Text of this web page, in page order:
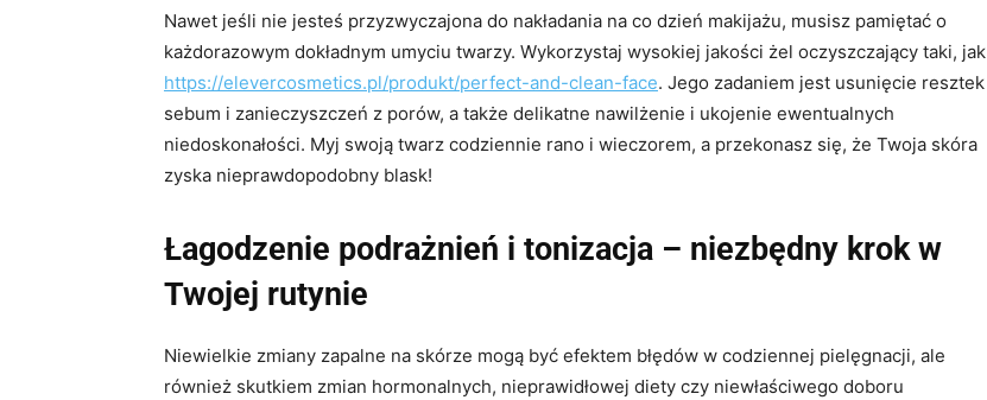
Nawet jeśli nie jesteś przyzwyczajona do nakładania na co dzień makijażu, musisz pamiętać o
każdorazowym dokładnym umyciu twarzy. Wykorzystaj wysokiej jakości żel oczyszczający taki, jak
https://elevercosmetics.pl/produkt/perfect-and-clean-face. Jego zadaniem jest usunięcie resztek
sebum i zanieczyszczeń z porów, a także delikatne nawilżenie i ukojenie ewentualnych
niedoskonałości. Myj swoją twarz codziennie rano i wieczorem, a przekonasz się, że Twoja skóra
zyska nieprawdopodobny blask!
Łagodzenie podrażnień i tonizacja – niezbędny krok w
Twojej rutynie
Niewielkie zmiany zapalne na skórze mogą być efektem błędów w codziennej pielęgnacji, ale
również skutkiem zmian hormonalnych, nieprawidłowej diety czy niewłaściwego doboru